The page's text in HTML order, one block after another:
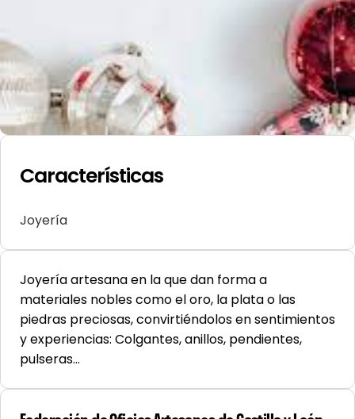
Características
Joyería
Joyería artesana en la que dan forma a
materiales nobles como el oro, la plata o las
piedras preciosas, convirtiéndolos en sentimientos
y experiencias: Colgantes, anillos, pendientes,
pulseras…